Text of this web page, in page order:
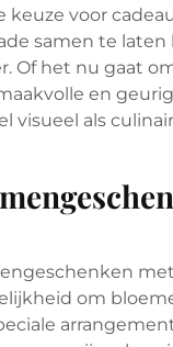
voor
samen te laten
Of het nu gaat
en
visueel als
om